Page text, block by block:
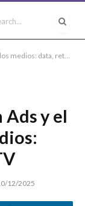
data, retail media y CTV
Ads y el
12/2025